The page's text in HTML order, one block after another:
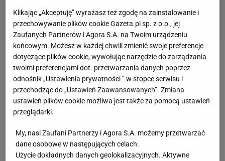
Roman Kosecki:Nie przeceniałbym znaczenia
meczu Rosji z Urugwajem. Gospodarze już wiedzieli,
że mają awans, do tego mieli pecha, bo Igor
Smolnikow jeszcze w pierwszej połowie dostał
czerwoną kartkę. Generalnie Czerczesow pozwolił
swojej drużynie grać ofensywnie, a teraz tak na
pewno nie będzie. Nie wiem czy tu nie będzie takiej
Klikając „Akceptuję” wyrażasz też zgodę na zainstalowanie i
przechowywanie plików cookie Gazeta.pl sp. z o.o., jej
Zaufanych Partnerów i Agora S.A. na Twoim urządzeniu
końcowym. Możesz w każdej chwili zmienić swoje preferencje
dotyczące plików cookie, wywołując narzędzie do zarządzania
twoimi preferencjami dot. przetwarzania danych poprzez
odnośnik „Ustawienia prywatności ” w stopce serwisu i
przechodząc do „Ustawień Zaawansowanych”. Zmiana
ustawień plików cookie możliwa jest także za pomocą ustawień
przeglądarki.
My, nasi Zaufani Partnerzy i Agora S.A. możemy przetwarzać
dane osobowe w następujących celach:
Użycie dokładnych danych geolokalizacyjnych. Aktywne